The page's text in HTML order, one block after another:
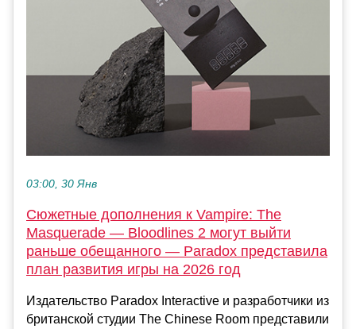
03:00, 30 Янв
Сюжетные дополнения к Vampire: The
Masquerade — Bloodlines 2 могут выйти
раньше обещанного — Paradox представила
план развития игры на 2026 год
Издательство Paradox Interactive и разработчики из
британской студии The Chinese Room представили